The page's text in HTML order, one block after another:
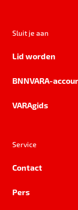
Sluit je aan
Lid worden
BNNVARA-
VARAgids
Service
Contact
Pers